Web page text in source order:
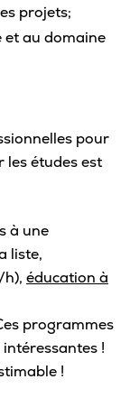
projets;
et au domaine
pour
les études est
à une
liste,
éducation à
programmes
!
!